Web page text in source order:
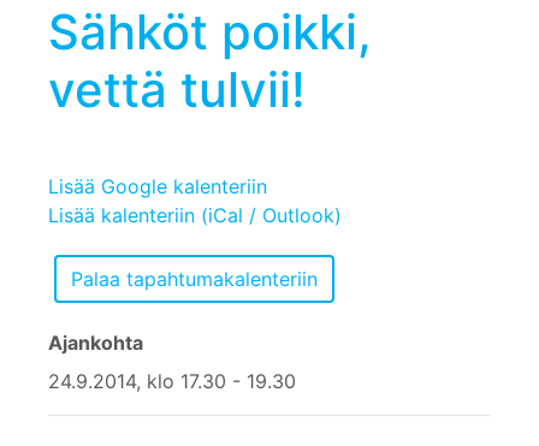
Sähköt poikki,
vettä tulvii!
Lisää Google kalenteriin
Lisää kalenteriin (iCal / Outlook)
Ajankohta
24.9.2014, klo 17.30 - 19.30